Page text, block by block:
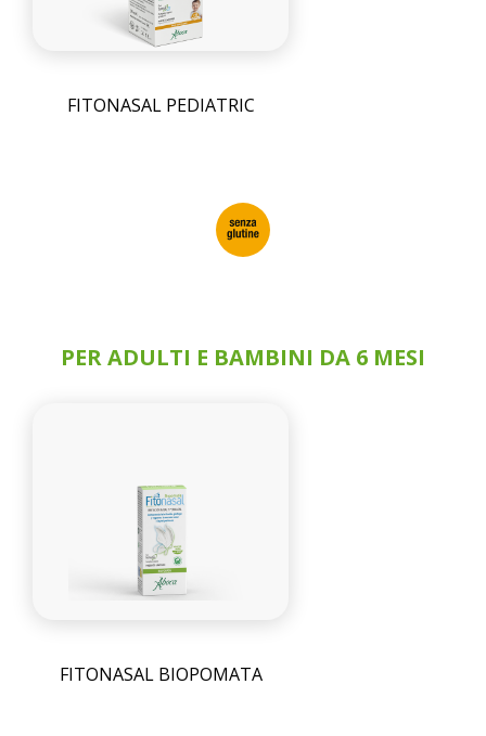
FITONASAL PEDIATRIC
PER ADULTI E BAMBINI DA 6 MESI
FITONASAL BIOPOMATA